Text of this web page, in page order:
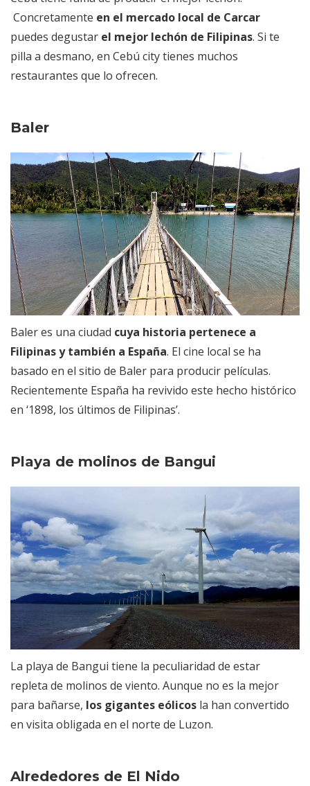
Concretamente en el mercado local de Carcar
puedes degustar el mejor lechón de Filipinas. Si te
pilla a desmano, en Cebú city tienes muchos
restaurantes que lo ofrecen.
Baler
Baler es una ciudad cuya historia pertenece a
Filipinas y también a España. El cine local se ha
basado en el sitio de Baler para producir películas.
Recientemente España ha revivido este hecho histórico
en ‘1898, los últimos de Filipinas’.
Playa de molinos de Bangui
La playa de Bangui tiene la peculiaridad de estar
repleta de molinos de viento. Aunque no es la mejor
para bañarse, los gigantes eólicos la han convertido
en visita obligada en el norte de Luzon.
Alrededores de El Nido